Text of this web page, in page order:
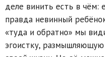
деле винить есть в чём:
правда невинный
«туда и обратно» мы
эгоистку,